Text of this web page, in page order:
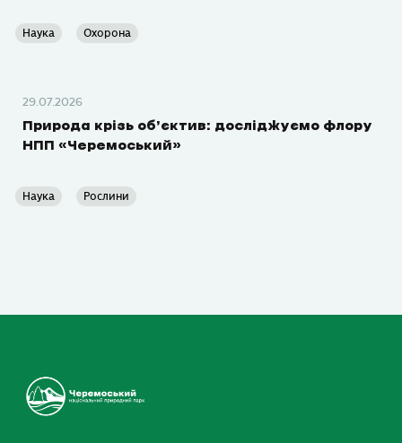
Наука Охорона
29.07.2026
Природа крізь об’єктив: досліджуємо флору
НПП «Черемоський»
Наука Рослини